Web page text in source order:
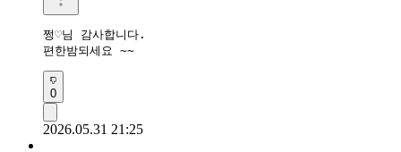
쩡♡님 감사합니다.
편한밤되세요 ~~
0
2026.05.31 21:25